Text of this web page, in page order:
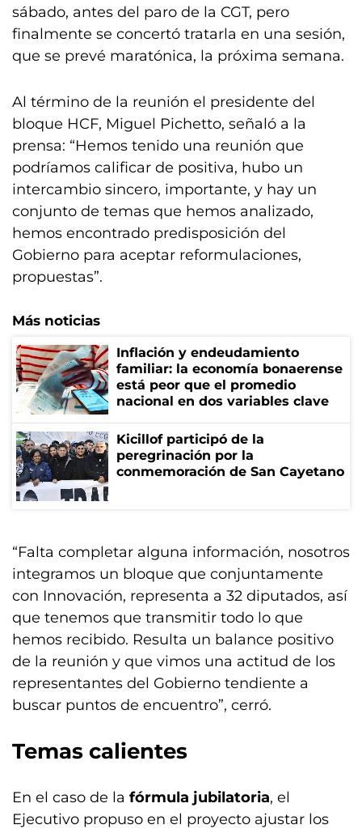
sábado, antes del paro de la CGT, pero
finalmente se concertó tratarla en una sesión,
que se prevé maratónica, la próxima semana.
Al término de la reunión el presidente del
bloque HCF, Miguel Pichetto, señaló a la
prensa: “Hemos tenido una reunión que
podríamos calificar de positiva, hubo un
intercambio sincero, importante, y hay un
conjunto de temas que hemos analizado,
hemos encontrado predisposición del
Gobierno para aceptar reformulaciones,
propuestas”.
Más noticias
Inflación y endeudamiento
familiar: la economía bonaerense
está peor que el promedio
nacional en dos variables clave
Kicillof participó de la
peregrinación por la
conmemoración de San Cayetano
“Falta completar alguna información, nosotros
integramos un bloque que conjuntamente
con Innovación, representa a 32 diputados, así
que tenemos que transmitir todo lo que
hemos recibido. Resulta un balance positivo
de la reunión y que vimos una actitud de los
representantes del Gobierno tendiente a
buscar puntos de encuentro”, cerró.
Temas calientes
En el caso de la fórmula jubilatoria, el
Ejecutivo propuso en el proyecto ajustar los